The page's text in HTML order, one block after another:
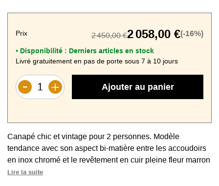
Prix 2 450,00 €2 058,00 €(-16%)
• Disponibilité : Derniers articles en stock
Livré gratuitement en pas de porte sous 7 à 10 jours
Ajouter au panier
Canapé chic et vintage pour 2 personnes. Modèle
tendance avec son aspect bi-matière entre les accoudoirs
en inox chromé et le revêtement en cuir pleine fleur marron
cigare. Assise souple et durable. Sofa robuste avec
Lire la suite